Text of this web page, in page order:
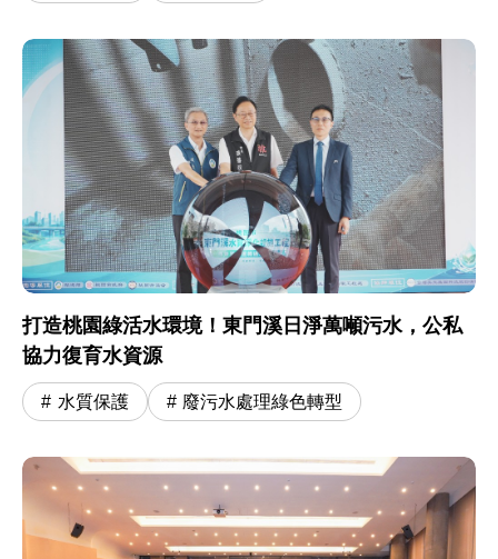
打造桃園綠活水環境！東門溪日淨萬噸污水，公私
協力復育水資源
水質保護 廢污水處理綠色轉型